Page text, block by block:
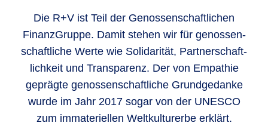
Die R+V ist Teil der Genos­sen­schaft­lichen
Finanz­Gruppe. Damit stehen wir für genos­sen­
schaft­liche Werte wie Soli­darität, Part­ner­schaft­
lich­keit und Trans­parenz. Der von Empathie
geprägte genos­sen­schaft­liche Grund­gedanke
wurde im Jahr 2017 sogar von der UNESCO
zum imma­teri­ellen Welt­kultur­erbe erklärt.